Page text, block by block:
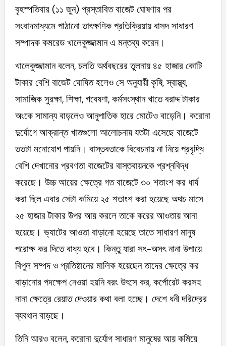
বৃহস্পতিবার (১১ জুন) প্রস্তাবিত বাজেট ঘোষণার পর
সংবাদমাধ্যমে পাঠানো তাৎক্ষণিক প্রতিক্রিয়ায় বাসদ সাধারণ
সম্পাদক কমরেড খালেকুজ্জামান এ মন্তব্য করেন।
খালেকুজ্জামান বলেন, চলতি অর্থবছরের তুলনায় ৪৫ হাজার কোটি
টাকার বেশি বাজেট ঘোষিত হলেও সে অনুযায়ী কৃষি, স্বাস্থ্য,
সামাজিক সুরক্ষা, শিক্ষা, গবেষণা, কর্মসংস্থান খাতে বরাদ্দ টাকার
অংকে সামান্য বাড়লেও আনুপাতিক হারে মোটেও বাড়েনি। করোনা
দুর্যোগে আক্রান্ত খাতগুলো আলোচনায় যতটা এসেছে বাজেটে
ততটা মনোযোগ পায়নি। বাস্তবতাকে বিবেচনায় না নিয়ে প্রবৃদ্ধি
বেশি দেখানোর প্রবণতা বাজেটের বাস্তবায়নকে প্রশ্নবিদ্ধ
করেছে। উচ্চ আয়ের ক্ষেত্রে গত বাজেটে ৩০ শতাংশ কর ধার্য
করা ছিল এবার সেটা কমিয়ে ২৫ শতাংশ করা হয়েছে অথচ মাসে
২৫ হাজার টাকার উপর আয় করলে তাকে করের আওতায় আনা
হয়েছে। ভ্যাটের আওতা বাড়ানো হয়েছে তাতে সাধারণ মানুষ
পরোক্ষ কর দিতে বাধ্য হবে। কিন্তু যারা সৎ-অসৎ নানা উপায়ে
বিপুল সম্পদ ও প্রতিষ্ঠানের মালিক হয়েছেন তাদের ক্ষেত্রে কর
বাড়ানোর পদক্ষেপ নেওয়া হয়নি বরং উৎসে কর, কর্পোরেট করসহ
নানা ক্ষেত্রে রেয়াত দেওয়ার কথা বলা হচ্ছে। দেশে ধনী দরিদ্রের
ব্যবধান বাড়ছে।
তিনি আরও বলেন, করোনা দুর্যোগ সাধারণ মানুষের আয় কমিয়ে